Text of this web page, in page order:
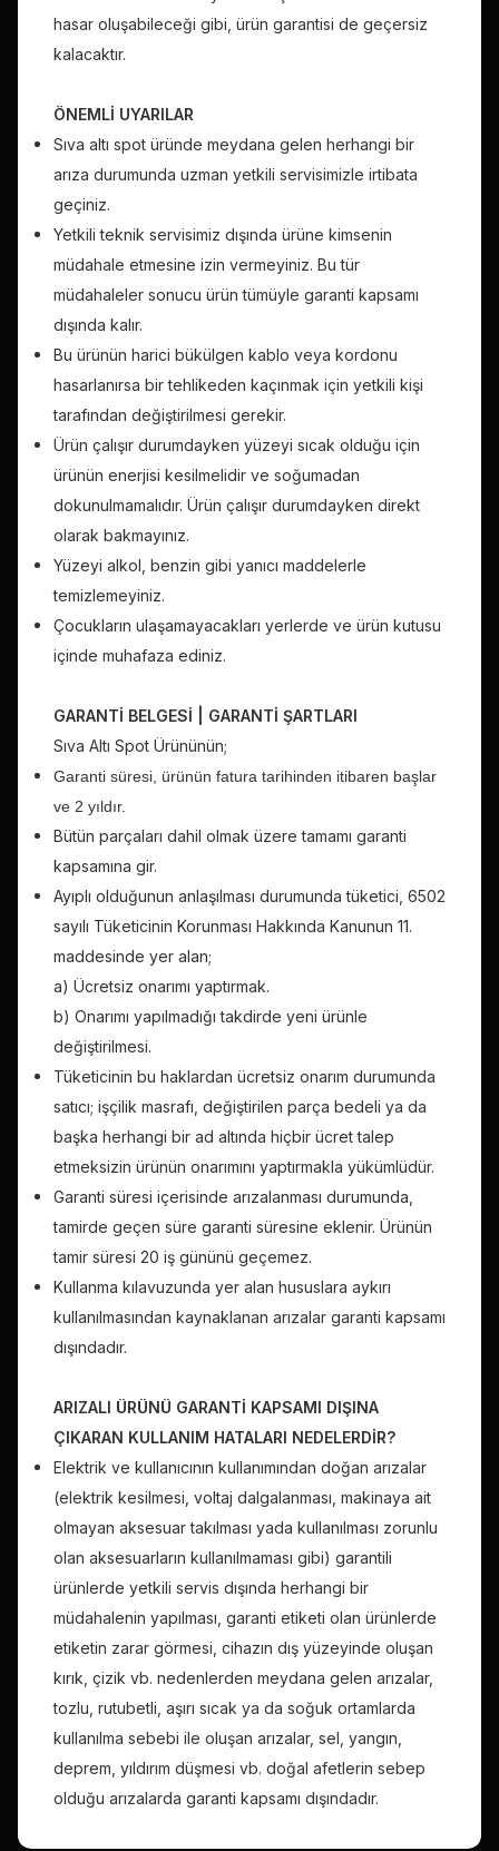
hasar oluşabileceği gibi, ürün garantisi de geçersiz
kalacaktır.
ÖNEMLİ UYARILAR
Sıva altı spot üründe meydana gelen herhangi bir
arıza durumunda uzman yetkili servisimizle irtibata
geçiniz.
Yetkili teknik servisimiz dışında ürüne kimsenin
müdahale etmesine izin vermeyiniz. Bu tür
müdahaleler sonucu ürün tümüyle garanti kapsamı
dışında kalır.
Bu ürünün harici bükülgen kablo veya kordonu
hasarlanırsa bir tehlikeden kaçınmak için yetkili kişi
tarafından değiştirilmesi gerekir.
Ürün çalışır durumdayken yüzeyi sıcak olduğu için
ürünün enerjisi kesilmelidir ve soğumadan
dokunulmamalıdır. Ürün çalışır durumdayken direkt
olarak bakmayınız.
Yüzeyi alkol, benzin gibi yanıcı maddelerle
temizlemeyiniz.
Çocukların ulaşamayacakları yerlerde ve ürün kutusu
içinde muhafaza ediniz.
GARANTİ BELGESİ | GARANTİ ŞARTLARI
Sıva Altı Spot Ürününün;
Garanti süresi, ürünün fatura tarihinden itibaren başlar
ve 2 yıldır.
Bütün parçaları dahil olmak üzere tamamı garanti
kapsamına gir.
Ayıplı olduğunun anlaşılması durumunda tüketici, 6502
sayılı Tüketicinin Korunması Hakkında Kanunun 11.
maddesinde yer alan;
a) Ücretsiz onarımı yaptırmak.
b) Onarımı yapılmadığı takdirde yeni ürünle
değiştirilmesi.
Tüketicinin bu haklardan ücretsiz onarım durumunda
satıcı; işçilik masrafı, değiştirilen parça bedeli ya da
başka herhangi bir ad altında hiçbir ücret talep
etmeksizin ürünün onarımını yaptırmakla yükümlüdür.
Garanti süresi içerisinde arızalanması durumunda,
tamirde geçen süre garanti süresine eklenir. Ürünün
tamir süresi 20 iş gününü geçemez.
Kullanma kılavuzunda yer alan hususlara aykırı
kullanılmasından kaynaklanan arızalar garanti kapsamı
dışındadır.
ARIZALI ÜRÜNÜ GARANTİ KAPSAMI DIŞINA
ÇIKARAN KULLANIM HATALARI NEDELERDİR?
Elektrik ve kullanıcının kullanımından doğan arızalar
(elektrik kesilmesi, voltaj dalgalanması, makinaya ait
olmayan aksesuar takılması yada kullanılması zorunlu
olan aksesuarların kullanılmaması gibi) garantili
ürünlerde yetkili servis dışında herhangi bir
müdahalenin yapılması, garanti etiketi olan ürünlerde
etiketin zarar görmesi, cihazın dış yüzeyinde oluşan
kırık, çizik vb. nedenlerden meydana gelen arızalar,
tozlu, rutubetli, aşırı sıcak ya da soğuk ortamlarda
kullanılma sebebi ile oluşan arızalar, sel, yangın,
deprem, yıldırım düşmesi vb. doğal afetlerin sebep
olduğu arızalarda garanti kapsamı dışındadır.